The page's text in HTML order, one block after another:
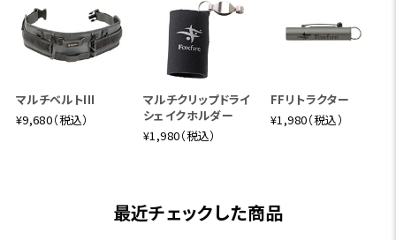
マルチベルトIII
¥9,680（税込）
マルチクリップドライ
シェイクホルダー
¥1,980（税込）
FFリトラクター
¥1,980（税込）
最近チェックした商品